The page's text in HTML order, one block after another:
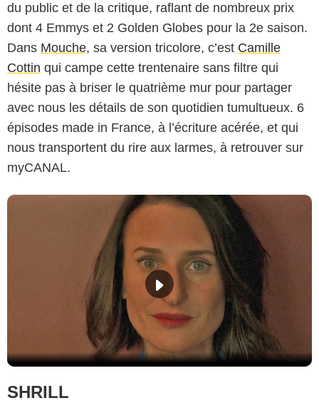
du public et de la critique, raflant de nombreux prix
dont 4 Emmys et 2 Golden Globes pour la 2e saison.
Dans Mouche, sa version tricolore, c’est Camille
Cottin qui campe cette trentenaire sans filtre qui
hésite pas à briser le quatrième mur pour partager
avec nous les détails de son quotidien tumultueux. 6
épisodes made in France, à l’écriture acérée, et qui
nous transportent du rire aux larmes, à retrouver sur
myCANAL.
SHRILL